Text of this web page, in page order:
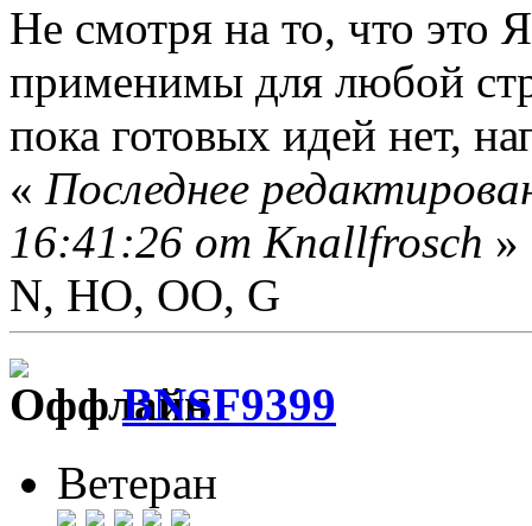
Не смотря на то, что это
применимы для любой
пока готовых идей нет,
« Последнее
16:41:26 от Knallfrosch »
N, HO, OO, G
BNSF9399
Ветеран